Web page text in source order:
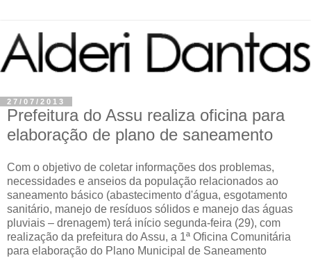
27/07/2013
Prefeitura do Assu realiza oficina para
elaboração de plano de saneamento
Com o objetivo de coletar informações dos problemas,
necessidades e anseios da população relacionados ao
saneamento básico (abastecimento d'água, esgotamento
sanitário, manejo de resíduos sólidos e manejo das águas
pluviais – drenagem) terá início segunda-feira (29), com
realização da prefeitura do Assu, a 1ª Oficina Comunitária
para elaboração do Plano Municipal de Saneamento